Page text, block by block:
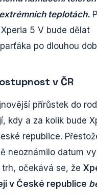
teplotách.
5 V bude dělat
po dlouhou
v ČR
přírůstek do
kdy a za kolik bude
republice.
neoznámilo datum
očekává se, že
v České republice